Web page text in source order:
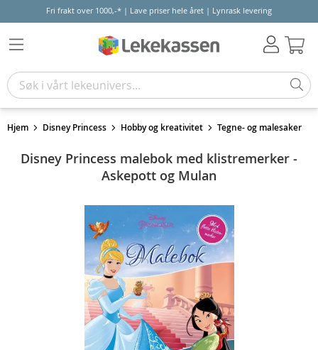
Fri frakt over 1000,-* | Lave priser hele året | Lynrask levering
Hjem Disney Princess Hobby og kreativitet Tegne- og malesaker
Disney Princess malebok med klistremerker -
Askepott og Mulan